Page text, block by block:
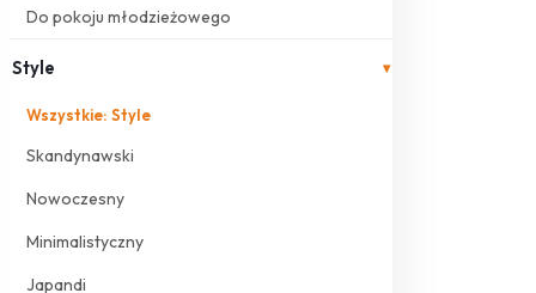
Do pokoju młodzieżowego
Style ▾
Wszystkie: Style
Skandynawski
Nowoczesny
Minimalistyczny
Japandi